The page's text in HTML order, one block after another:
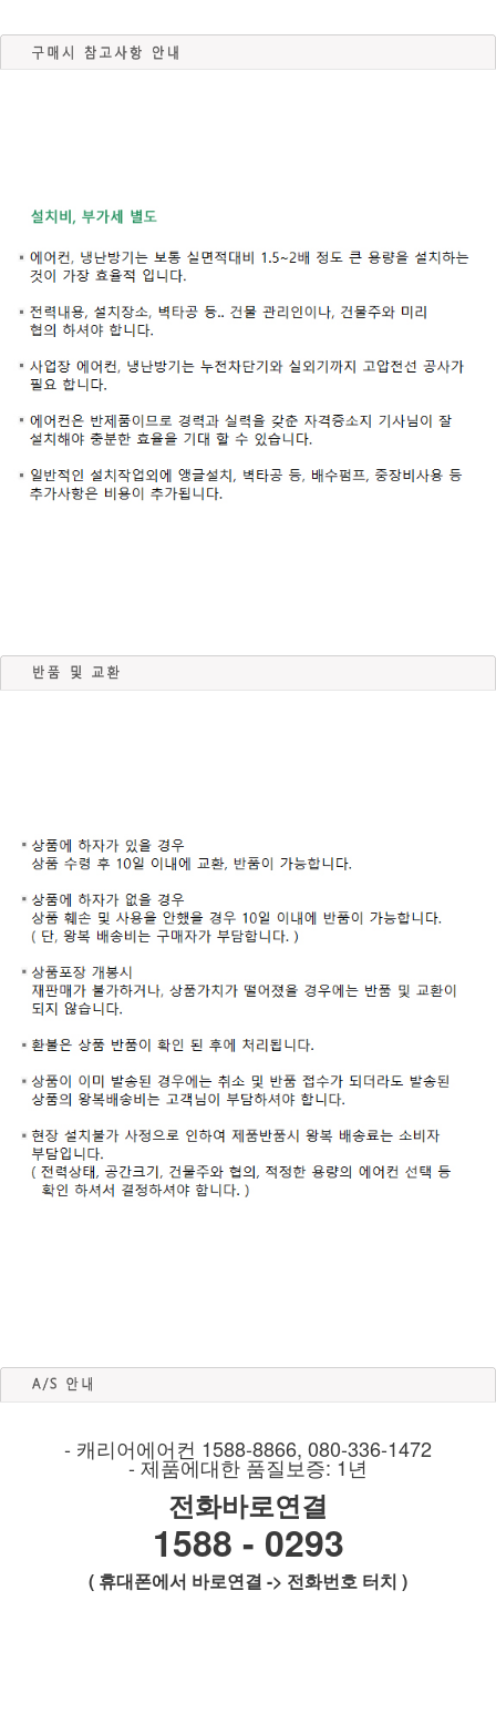
- 캐리어에어컨 1588-8866, 080-336-1472
- 제품에대한 품질보증: 1년
전화바로연결
1588 - 0293
( 휴대폰에서 바로연결 -> 전화번호 터치 )